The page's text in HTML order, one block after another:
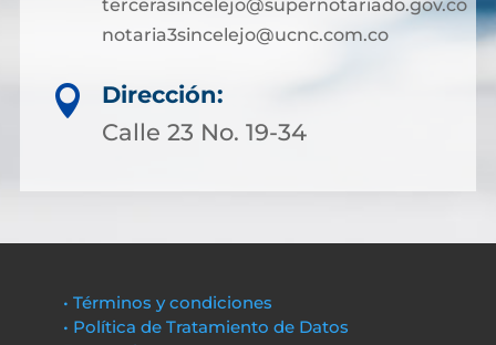
tercerasincelejo@supernotariado.gov.co
notaria3sincelejo@ucnc.com.co

Dirección:
Calle 23 No. 19-34
• Términos y condiciones
• Política de Tratamiento de Datos